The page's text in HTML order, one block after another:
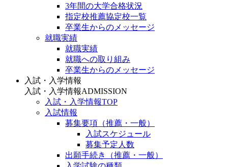
3年間の大学合格状況
指定校推薦協定校一覧
卒業生からのメッセージ
就職実績
就職実績
就職への取り組み
卒業生からのメッセージ
入試・入学情報
入試・入学情報ADMISSION
入試・入学情報TOP
入試情報
募集要項（推薦・一般）
入試スケジュール
募集予定人数
出願手続き（推薦・一般）